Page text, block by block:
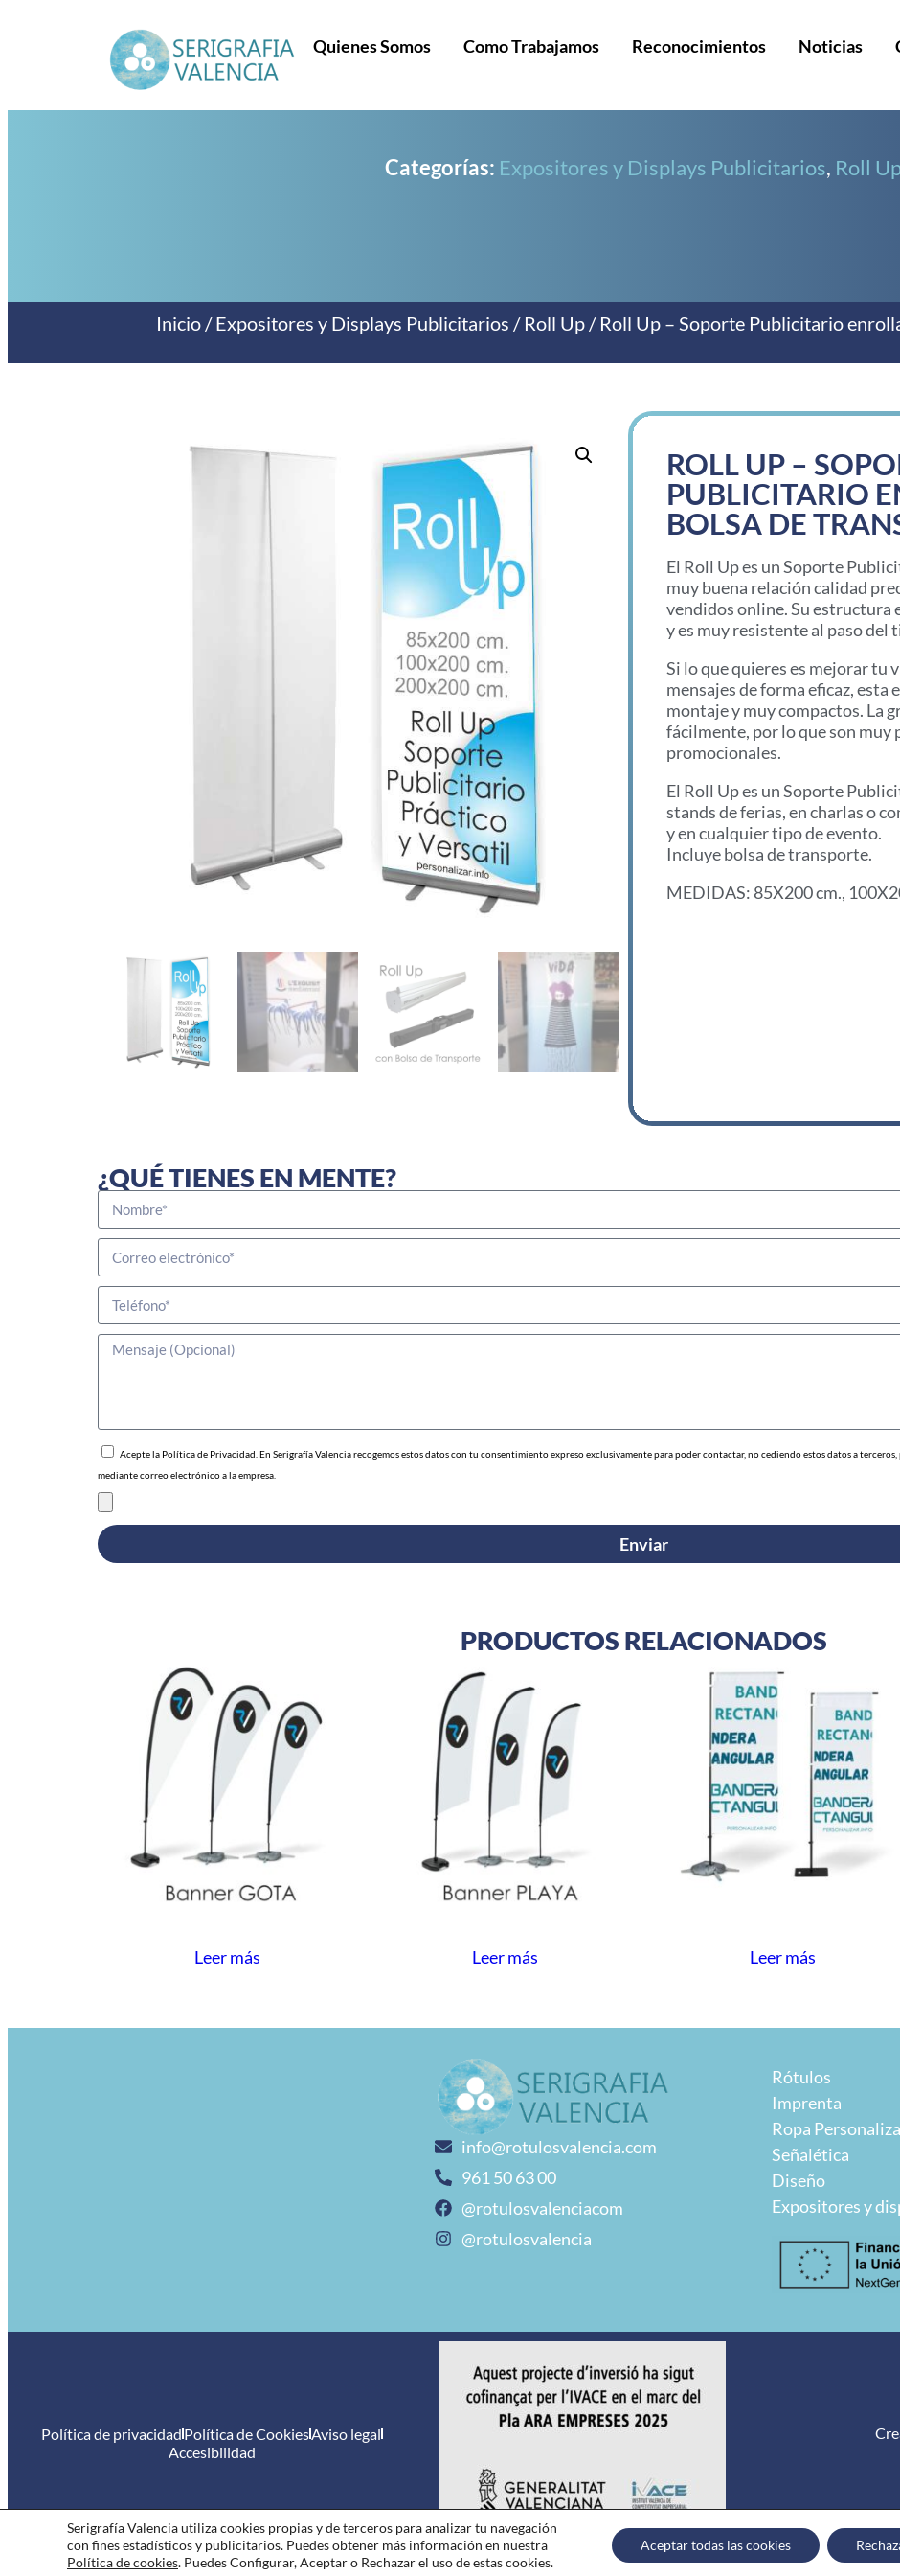
Quienes Somos Como Trabajamos Reconocimientos Noticias
Categorías: Expositores y Displays Publicitarios, Roll
Inicio/Expositores y Displays Publicitarios / Roll Up/ Roll Up – Soporte Publicitario
ROLL UP –
PUBLICITARIO
BOLSA DE
El Roll Up es un Soporte
muy buena relación calidad
vendidos online. Su estructura
y es muy resistente al paso del
Si lo que quieres es mejorar tu
mensajes de forma eficaz, esta
montaje y muy compactos. La
fácilmente, por lo que son muy
promocionales.
El Roll Up es un Soporte
stands de ferias, en charlas o
y en cualquier tipo de evento.
Incluye bolsa de transporte.
MEDIDAS: 85X200 cm.,
¿QUÉ TIENES EN MENTE?
Acepte la Política de Privacidad. En Serigrafía Valencia recogemos estos datos con tu consentimiento expreso exclusivamente para poder contactar, no cediendo estos datos a
mediante correo electrónico a la empresa.
Enviar
PRODUCTOS RELACIONADOS
Leer más Leer más Leer más
info@rotulosvalencia.com
961 50 63 00
@rotulosvalenciacom
@rotulosvalencia
Rótulos
Imprenta
Ropa
Señalética
Diseño
Expositores y
Política de privacidadPolítica de CookiesAviso legal
Accesibilidad
Serigrafía Valencia utiliza cookies propias y de terceros para analizar tu navegación
con fines estadísticos y publicitarios. Puedes obtener más información en nuestra
Política de cookies. Puedes Configurar, Aceptar o Rechazar el uso de estas cookies.
Aceptar todas las cookies